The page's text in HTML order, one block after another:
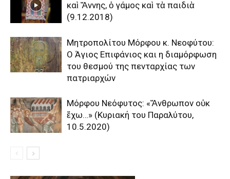
καὶ Ἄννης, ὁ γάμος καὶ τὰ παιδιὰ
(9.12.2018)
Μητροπολίτου Μόρφου κ. Νεοφύτου:
Ο Άγιος Επιφάνιος και η διαμόρφωση
του θεσμού της πενταρχίας των
πατριαρχών
Μόρφου Νεόφυτος: «Ἄνθρωπον οὐκ
ἔχω…» (Κυριακή του Παραλύτου,
10.5.2020)